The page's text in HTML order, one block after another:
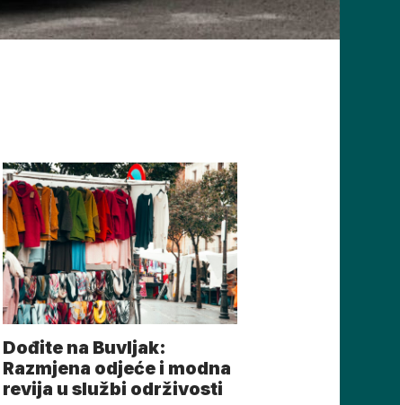
Dođite na Buvljak:
Razmjena odjeće i modna
revija u službi održivosti